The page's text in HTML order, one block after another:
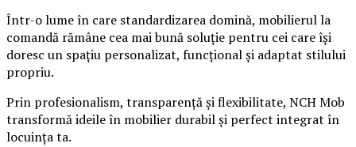
Într-o lume în care standardizarea domină, mobilierul la
comandă rămâne cea mai bună soluție pentru cei care își
doresc un spațiu personalizat, funcțional și adaptat stilului
propriu.
Prin profesionalism, transparență și flexibilitate, NCH Mob
transformă ideile în mobilier durabil și perfect integrat în
locuința ta.